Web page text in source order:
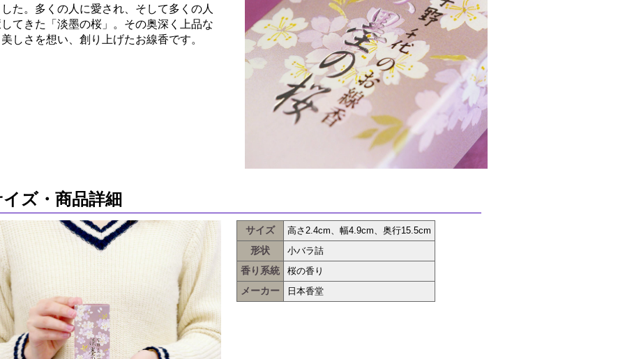
た。多くの人に愛され、そして多くの人
てきた「淡墨の桜」。その奥深く上品な
しさを想い、創り上げたお線香です。
ズ・商品詳細
サイズ 高さ2.4cm、幅4.9cm、奥行15.5cm
形状 小バラ詰
香り系統 桜の香り
メーカー 日本香堂